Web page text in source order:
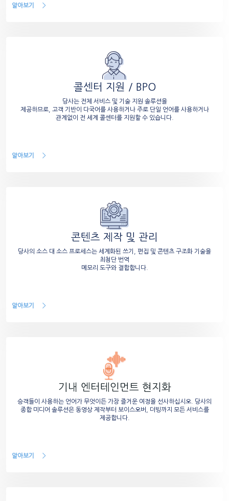
알아보기
콜센터 지원 / BPO
당사는 전체 서비스 및 기술 지원 솔루션을
제공하므로, 고객 기반이 다국어를 사용하거나 주로 단일 언어를 사용하거나
관계없이 전 세계 콜센터를 지원할 수 있습니다.
알아보기
콘텐츠 제작 및 관리
당사의 소스 대 소스 프로세스는 세계화된 쓰기, 편집 및 콘텐츠 구조화 기술을
최첨단 번역
메모리 도구와 결합합니다.
알아보기
기내 엔터테인먼트 현지화
승객들이 사용하는 언어가 무엇이든 가장 즐거운 여정을 선사하십시오. 당사의
종합 미디어 솔루션은 동영상 제작부터 보이스오버, 더빙까지 모든 서비스를
제공합니다.
알아보기